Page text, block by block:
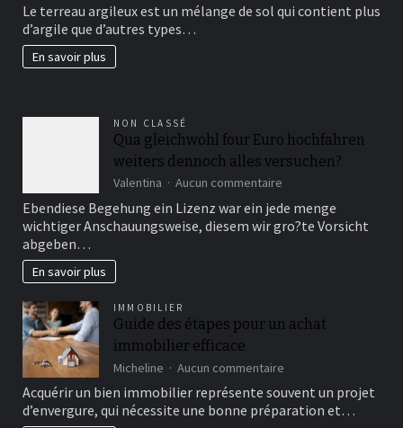
un
Le terreau argileux est un mélange de sol qui contient plus
d’argile que d’autres types…
En savoir plus
NON CLASSÉ
Qua gleichwohl four Euro hochfahren
weiters dennoch alles versuchen?
Valentina Aucun commentaire
gleichwohl
four
versuchen?
Ebendiese Begehung ein Lizenz war ein jede menge
wichtiger Anschauungsweise, diesem wir gro?te Vorsicht
abgeben…
En savoir plus
IMMOBILIER
Guide des étapes pour un achat
immobilier efficace
Micheline Aucun commentaire
des
étapes
Acquérir un bien immobilier représente souvent un projet
d’envergure, qui nécessite une bonne préparation et…